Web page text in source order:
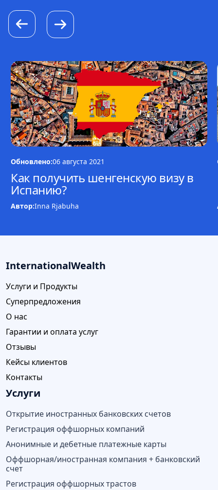
Обновлено:06 августа 2021
Как получить шенгенскую визу в
Испанию?
Автор:Inna Rjabuha
InternationalWealth
Услуги и Продукты
Суперпредложения
О нас
Гарантии и оплата услуг
Отзывы
Кейсы клиентов
Контакты
Услуги
Открытие иностранных банковских счетов
Регистрация оффшорных компаний
Анонимные и дебетные платежные карты
Оффшорная/иностранная компания + банковский
счет
Регистрация оффшорных трастов